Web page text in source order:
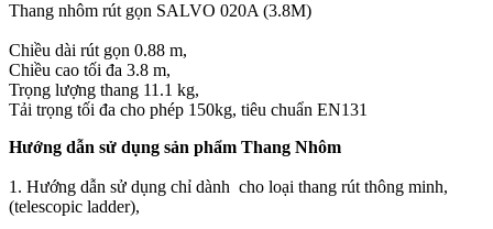
Thang nhôm rút gọn SALVO 020A (3.8M)
Chiều dài rút gọn 0.88 m,
Chiều cao tối đa 3.8 m,
Trọng lượng thang 11.1 kg,
Tải trọng tối đa cho phép 150kg, tiêu chuẩn EN131
Hướng dẫn sử dụng sản phẩm Thang Nhôm
1. Hướng dẫn sử dụng chỉ dành cho loại thang rút thông minh,
(telescopic ladder),